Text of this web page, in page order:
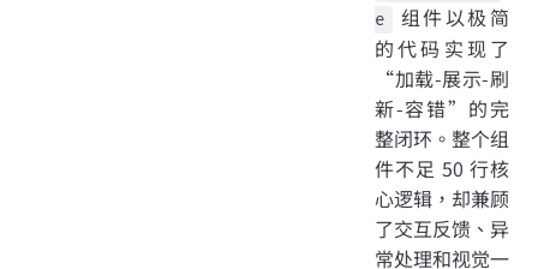
e
组件以极简
的代码实现了
“加载-展示-刷
新-容错”的完
整闭环。整个组
件不足 50 行核
心逻辑，却兼顾
了交互反馈、异
常处理和视觉一